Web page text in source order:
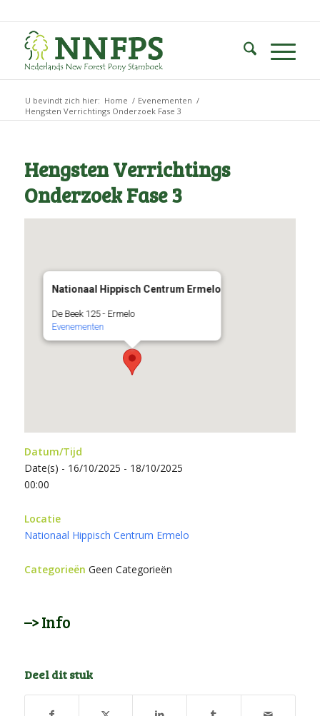
U bevindt zich hier: Home / Evenementen /
Hengsten Verrichtings Onderzoek Fase 3
Hengsten Verrichtings
Onderzoek Fase 3
Nationaal Hippisch Centrum Ermelo
De Beek 125 - Ermelo
Evenementen
Datum/Tijd
Date(s) - 16/10/2025 - 18/10/2025
00:00
Locatie
Nationaal Hippisch Centrum Ermelo
Categorieën Geen Categorieën
–> Info
Deel dit stuk